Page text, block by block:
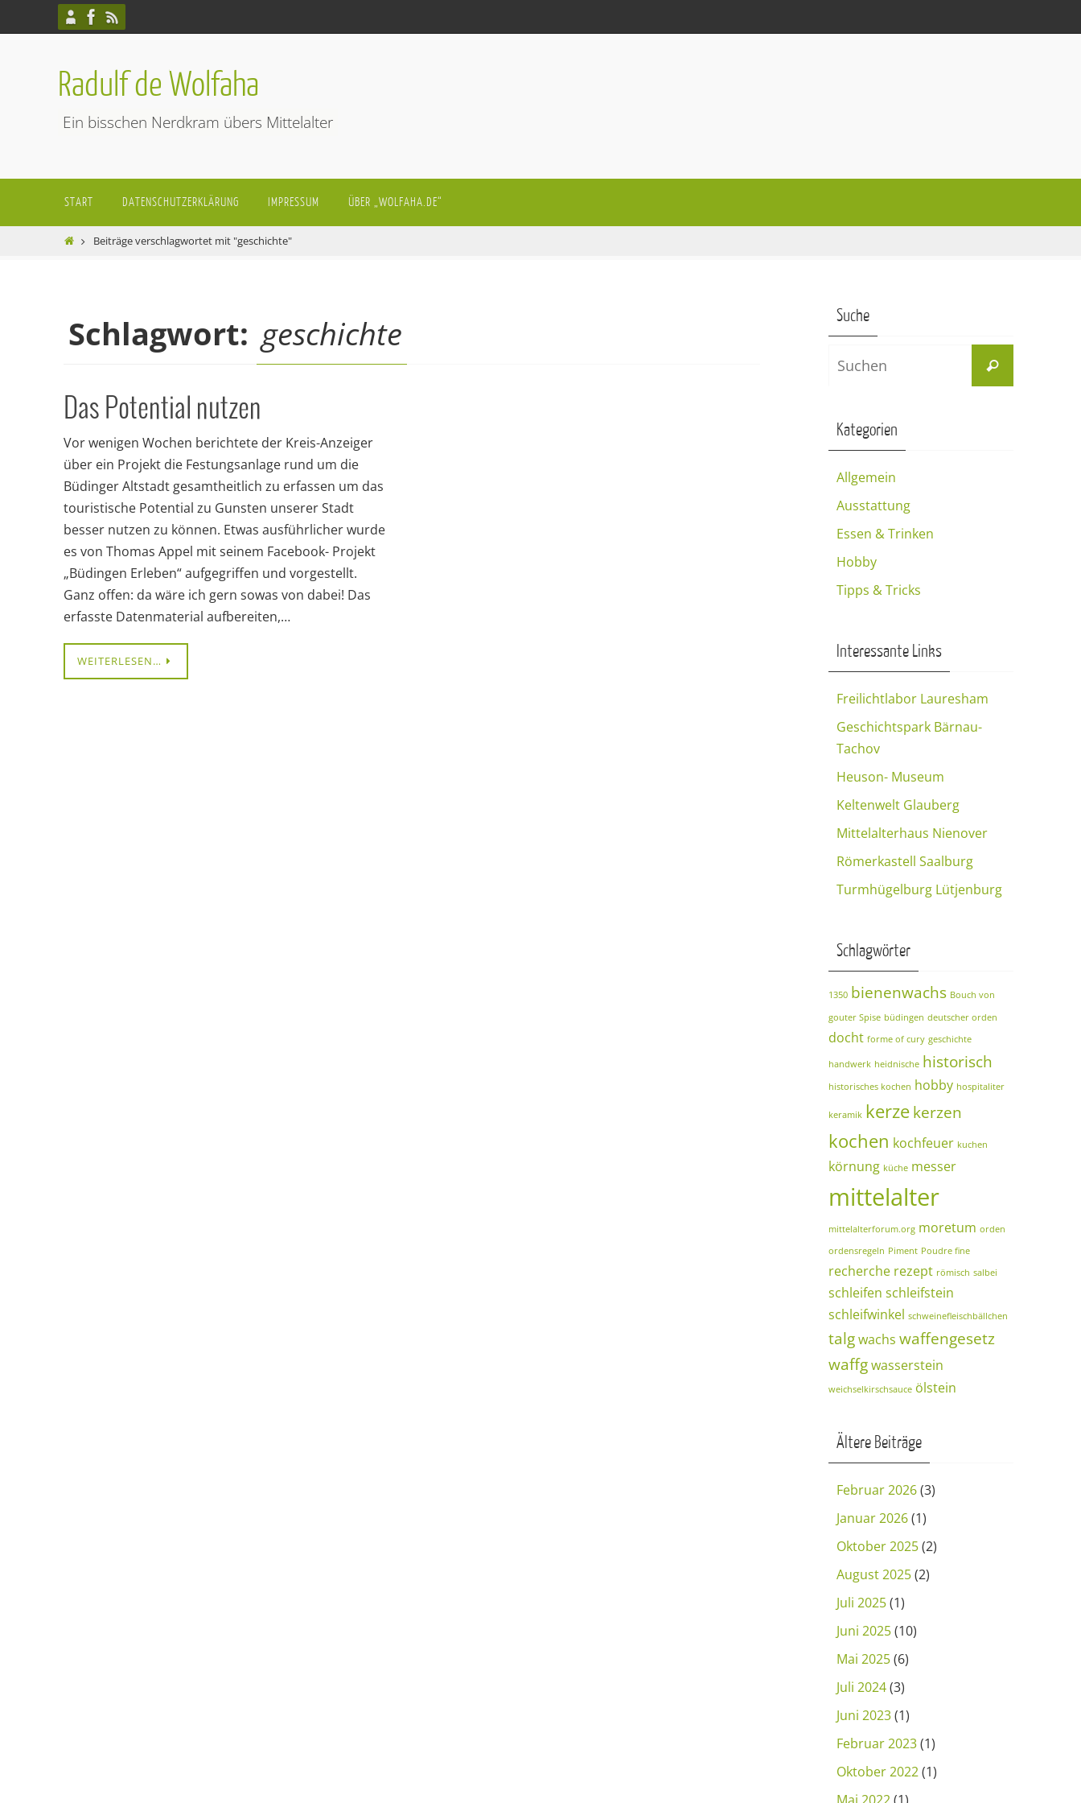
Inhalt
Radulf de Wolfaha
Ein bisschen Nerdkram übers Mittelalter
springen
START DATENSCHUTZERKLÄRUNG IMPRESSUM ÜBER „WOLFAHA.DE“
StartBeiträge verschlagwortet mit "geschichte"
Schlagwort: geschichte
Das Potential nutzen
Vor wenigen Wochen berichtete der Kreis-Anzeiger
über ein Projekt die Festungsanlage rund um die
Büdinger Altstadt gesamtheitlich zu erfassen um das
touristische Potential zu Gunsten unserer Stadt
besser nutzen zu können. Etwas ausführlicher wurde
es von Thomas Appel mit seinem Facebook- Projekt
„Büdingen Erleben“ aufgegriffen und vorgestellt.
Ganz offen: da wäre ich gern sowas von dabei! Das
erfasste Datenmaterial aufbereiten,…
WEITERLESEN…
Suche
Suchen
Kategorien
Allgemein
Ausstattung
Essen & Trinken
Hobby
Tipps & Tricks
Interessante Links
Freilichtlabor Lauresham
Geschichtspark Bärnau-
Tachov
Heuson- Museum
Keltenwelt Glauberg
Mittelalterhaus Nienover
Römerkastell Saalburg
Turmhügelburg Lütjenburg
Schlagwörter
1350 bienenwachs Bouch von
gouter Spise büdingen deutscher orden
docht forme of cury geschichte
handwerk heidnische historisch
historisches kochen hobby hospitaliter
keramik kerzekerzen
kochen kochfeuer kuchen
körnung küche messer
mittelalter
mittelalterforum.org moretum orden
ordensregeln Piment Poudre fine
recherche rezept römisch salbei
schleifen schleifstein
schleifwinkel schweinefleischbällchen
talgwachs waffengesetz
waffgwasserstein
weichselkirschsauce ölstein
Ältere Beiträge
Februar 2026(3)
Januar 2026(1)
Oktober 2025(2)
August 2025(2)
Juli 2025(1)
Juni 2025(10)
Mai 2025(6)
Juli 2024(3)
Juni 2023(1)
Februar 2023(1)
Oktober 2022(1)